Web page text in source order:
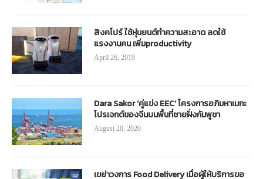
สิงคโปร์ ใช้หุ่นยนต์ทำความสะอาด ลดใช้
แรงงานคน เพิ่มproductivity
April 26, 2019
Dara Sakor ‘คู่แข่ง EEC’ โครงการอภิมหาเมกะ
โปรเจกต์ของจีนบนพื้นที่ชายฝั่งกัมพูชา
August 20, 2020
เขย่าวงการ Food Delivery เมื่อผู้ให้บริการขอ